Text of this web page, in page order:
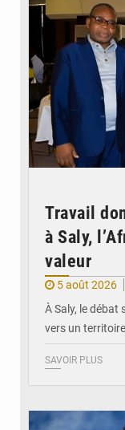
Travail
à Saly,
valeur
5 août 2026
À Saly, le débat
vers un
SAVOIR PLUS